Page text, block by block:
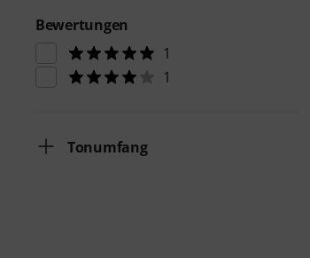
Bewertungen
1
1
Tonumfang